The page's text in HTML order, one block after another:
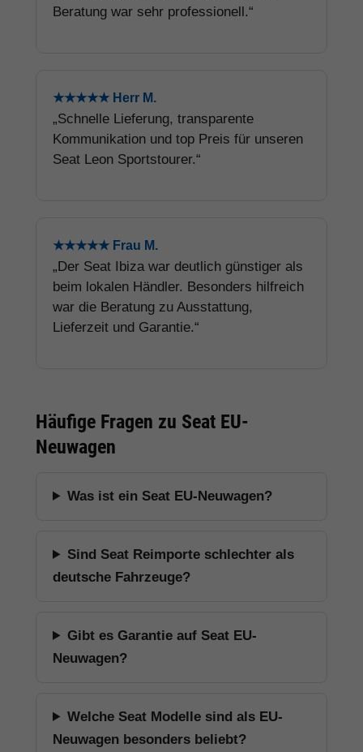
Beratung war sehr professionell.“
★★★★★ Herr M.
„Schnelle Lieferung, transparente
Kommunikation und top Preis für unseren
Seat Leon Sportstourer.“
★★★★★ Frau M.
„Der Seat Ibiza war deutlich günstiger als
beim lokalen Händler. Besonders hilfreich
war die Beratung zu Ausstattung,
Lieferzeit und Garantie.“
Häufige Fragen zu Seat EU-
Neuwagen
Was ist ein Seat EU-Neuwagen?
Sind Seat Reimporte schlechter als
deutsche Fahrzeuge?
Gibt es Garantie auf Seat EU-
Neuwagen?
Welche Seat Modelle sind als EU-
Neuwagen besonders beliebt?